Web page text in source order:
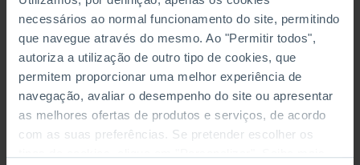
necessários ao normal funcionamento do site, permitindo
que navegue através do mesmo. Ao "Permitir todos",
autoriza a utilização de outro tipo de cookies, que
permitem proporcionar uma melhor experiência de
navegação, avaliar o desempenho do site ou apresentar
as melhores ofertas de produtos e serviços, de acordo
com as suas preferências. Se pretender escolher os